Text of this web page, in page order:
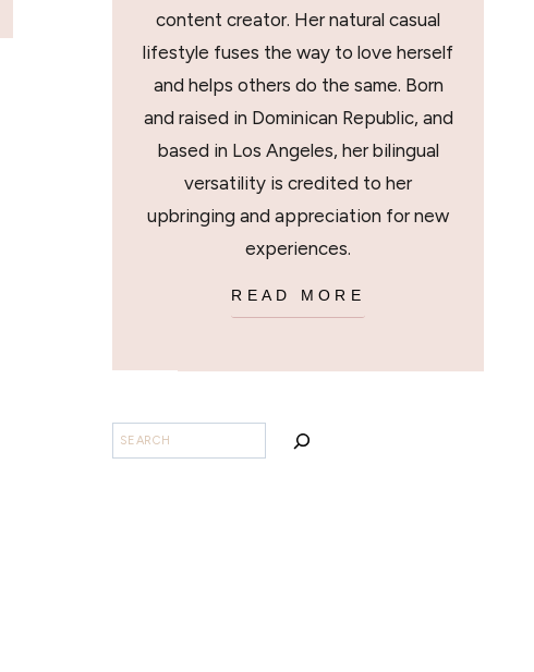
content creator. Her natural casual
lifestyle fuses the way to love herself
and helps others do the same. Born
and raised in Dominican Republic, and
based in Los Angeles, her bilingual
versatility is credited to her
upbringing and appreciation for new
experiences.
READ MORE